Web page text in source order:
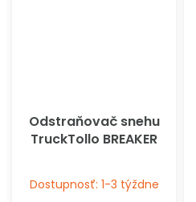
Odstraňovač snehu
TruckTollo BREAKER
Dostupnosť: 1-3 týždne